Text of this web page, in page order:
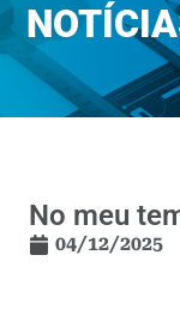
No meu
04/12/2025